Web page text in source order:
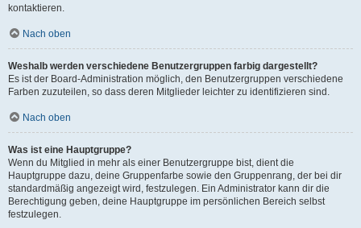
kontaktieren.
Nach oben
Weshalb werden verschiedene Benutzergruppen farbig dargestellt?
Es ist der Board-Administration möglich, den Benutzergruppen verschiedene
Farben zuzuteilen, so dass deren Mitglieder leichter zu identifizieren sind.
Nach oben
Was ist eine Hauptgruppe?
Wenn du Mitglied in mehr als einer Benutzergruppe bist, dient die
Hauptgruppe dazu, deine Gruppenfarbe sowie den Gruppenrang, der bei dir
standardmäßig angezeigt wird, festzulegen. Ein Administrator kann dir die
Berechtigung geben, deine Hauptgruppe im persönlichen Bereich selbst
festzulegen.